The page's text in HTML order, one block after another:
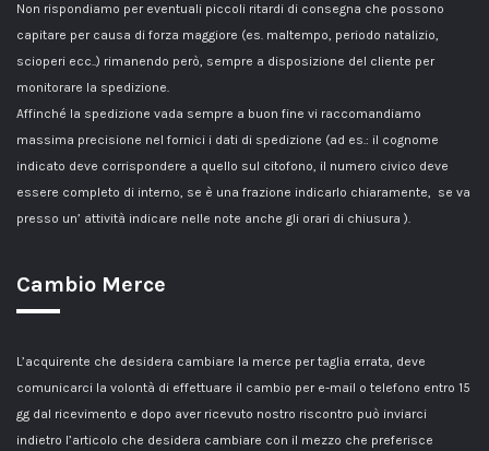
Non rispondiamo per eventuali piccoli ritardi di consegna che possono
capitare per causa di forza maggiore (es. maltempo, periodo natalizio,
scioperi ecc..) rimanendo però, sempre a disposizione del cliente per
monitorare la spedizione.
Affinché la spedizione vada sempre a buon fine vi raccomandiamo
massima precisione nel fornici i dati di spedizione (ad es.: il cognome
indicato deve corrispondere a quello sul citofono, il numero civico deve
essere completo di interno, se è una frazione indicarlo chiaramente, se va
presso un’ attività indicare nelle note anche gli orari di chiusura ).
Cambio Merce
L’acquirente che desidera cambiare la merce per taglia errata, deve
comunicarci la volontà di effettuare il cambio per e-mail o telefono entro 15
gg dal ricevimento e dopo aver ricevuto nostro riscontro può inviarci
indietro l’articolo che desidera cambiare con il mezzo che preferisce